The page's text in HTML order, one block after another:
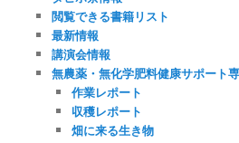
閲覧できる書籍リスト
最新情報
講演会情報
無農薬・無化学肥料健康サポート
作業レポート
収穫レポート
畑に来る生き物